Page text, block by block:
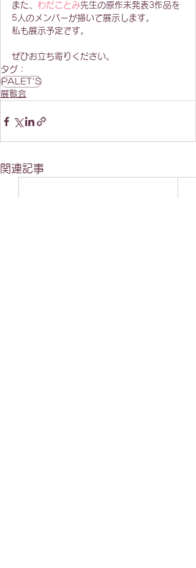
また、 わだことみ先生の原作未発表3作品を
5人のメンバーが描いて展示します。
私も展示予定です。
ぜひお立ち寄りください。
タグ：
PALET'S
展覧会
関連記事